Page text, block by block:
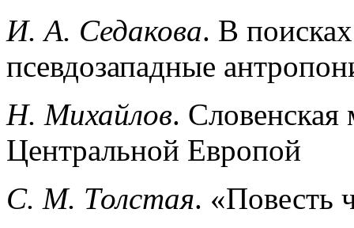
И. А. Седакова. В
псевдозападные
Н. Михайлов.
Центральной Европой
С. М. Толстая. «Повесть